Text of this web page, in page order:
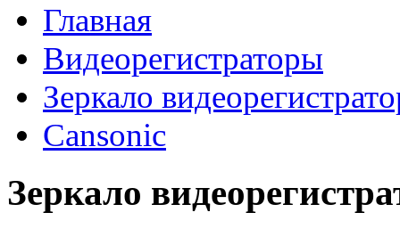
Главная
Видеорегистраторы
Зеркало
Cansonic
Зеркало